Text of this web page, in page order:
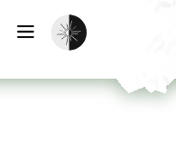
تفعيل الوضع المظلم